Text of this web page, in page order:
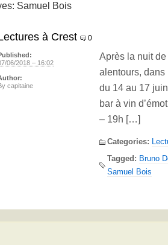
Samuel Bois
à Crest 0
Après la nuit
alentours, dans
du 14 au 17
bar à vin
– 19h […]
Categories:
Tagged: Bruno
Samuel Bois
06/2018 – 16:02
capitaine